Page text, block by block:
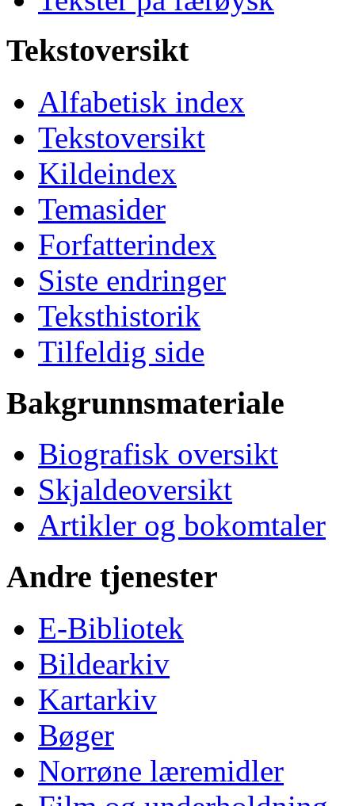
Tekstoversikt
Alfabetisk index
Tekstoversikt
Kildeindex
Temasider
Forfatterindex
Siste endringer
Teksthistorik
Tilfeldig side
Bakgrunnsmateriale
Biografisk oversikt
Skjaldeoversikt
Artikler og bokomtaler
Andre tjenester
E-Bibliotek
Bildearkiv
Kartarkiv
Bøger
Norrøne læremidler